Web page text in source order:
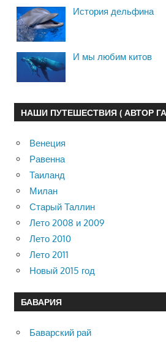
История дельфина
И мы любим китов
НАШИ ПУТЕШЕСТВИЯ ( АВТОР
Венеция
Равенна
Таиланд
Милан
Старый Таллин
Лето 2008 и 2009
Лето 2010
Лето 2011
Новый 2015 год
БАВАРИЯ
Баварский рай